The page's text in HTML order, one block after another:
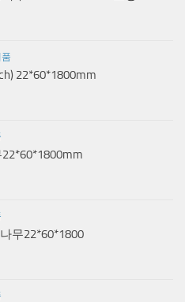
22*60*1800mm
무22*60*1800